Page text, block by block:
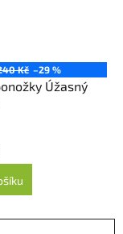
Kč –29 %
Úžasný